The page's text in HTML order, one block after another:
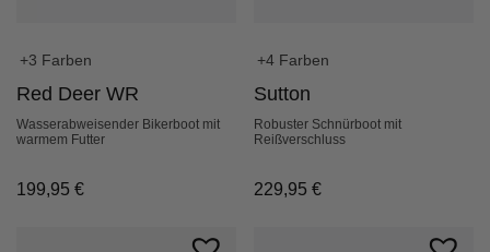
+3 Farben
Red Deer WR
Wasserabweisender Bikerboot mit
warmem Futter
199,95 €
+4 Farben
Sutton
Robuster Schnürboot mit
Reißverschluss
229,95€